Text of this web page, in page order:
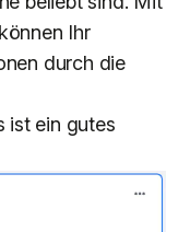
Ihr
durch die
ist ein gutes